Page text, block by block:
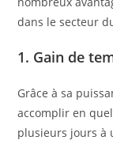
dans le secteur
1. Gain de
Grâce à sa
accomplir en
plusieurs jours à